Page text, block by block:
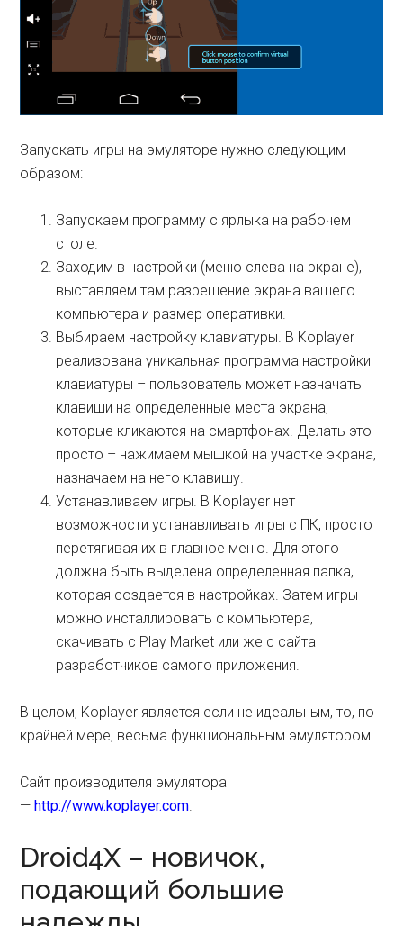
Запускать игры на эмуляторе нужно следующим
образом:
Запускаем программу с ярлыка на рабочем
столе.
Заходим в настройки (меню слева на экране),
выставляем там разрешение экрана вашего
компьютера и размер оперативки.
Выбираем настройку клавиатуры. В Koplayer
реализована уникальная программа настройки
клавиатуры – пользователь может назначать
клавиши на определенные места экрана,
которые кликаются на смартфонах. Делать это
просто – нажимаем мышкой на участке экрана,
назначаем на него клавишу.
Устанавливаем игры. В Koplayer нет
возможности устанавливать игры с ПК, просто
перетягивая их в главное меню. Для этого
должна быть выделена определенная папка,
которая создается в настройках. Затем игры
можно инсталлировать с компьютера,
скачивать с Play Market или же с сайта
разработчиков самого приложения.
В целом, Koplayer является если не идеальным, то, по
крайней мере, весьма функциональным эмулятором.
Сайт производителя эмулятора
— http://www.koplayer.com.
Droid4X – новичок,
подающий большие